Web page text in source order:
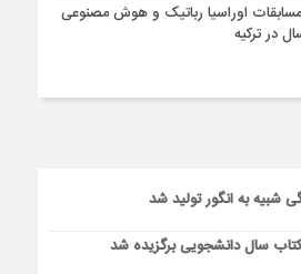
مسابقات اوراسیا رباتیک و هوش مصنوعی
شبیه به انگور تولید شد